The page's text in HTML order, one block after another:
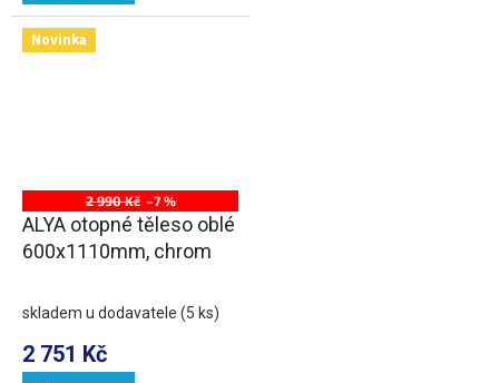
Novinka
2 990 Kč –7 %
ALYA otopné těleso oblé
600x1110mm, chrom
skladem u dodavatele (5 ks)
2 751 Kč